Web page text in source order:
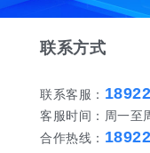
联系方式
联系客服：
客服时间：周一至
合作热线：